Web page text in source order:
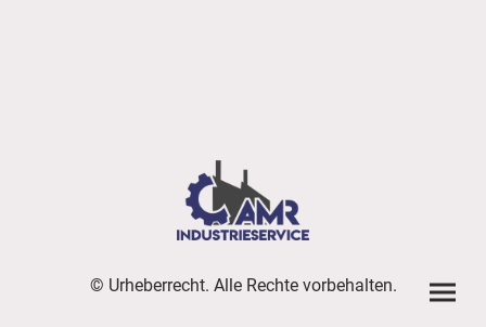
© Urheberrecht. Alle Rechte vorbehalten.